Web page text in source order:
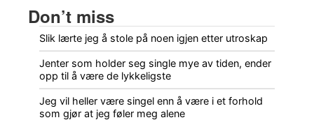
Don’t miss
Slik lærte jeg å stole på noen igjen etter utroskap
Jenter som holder seg single mye av tiden, ender
opp til å være de lykkeligste
Jeg vil heller være singel enn å være i et forhold
som gjør at jeg føler meg alene